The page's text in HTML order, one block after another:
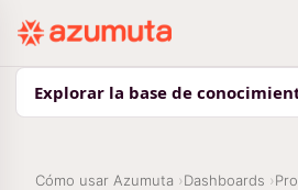
Explorar la base de
Cómo usar Azumuta Dashboards